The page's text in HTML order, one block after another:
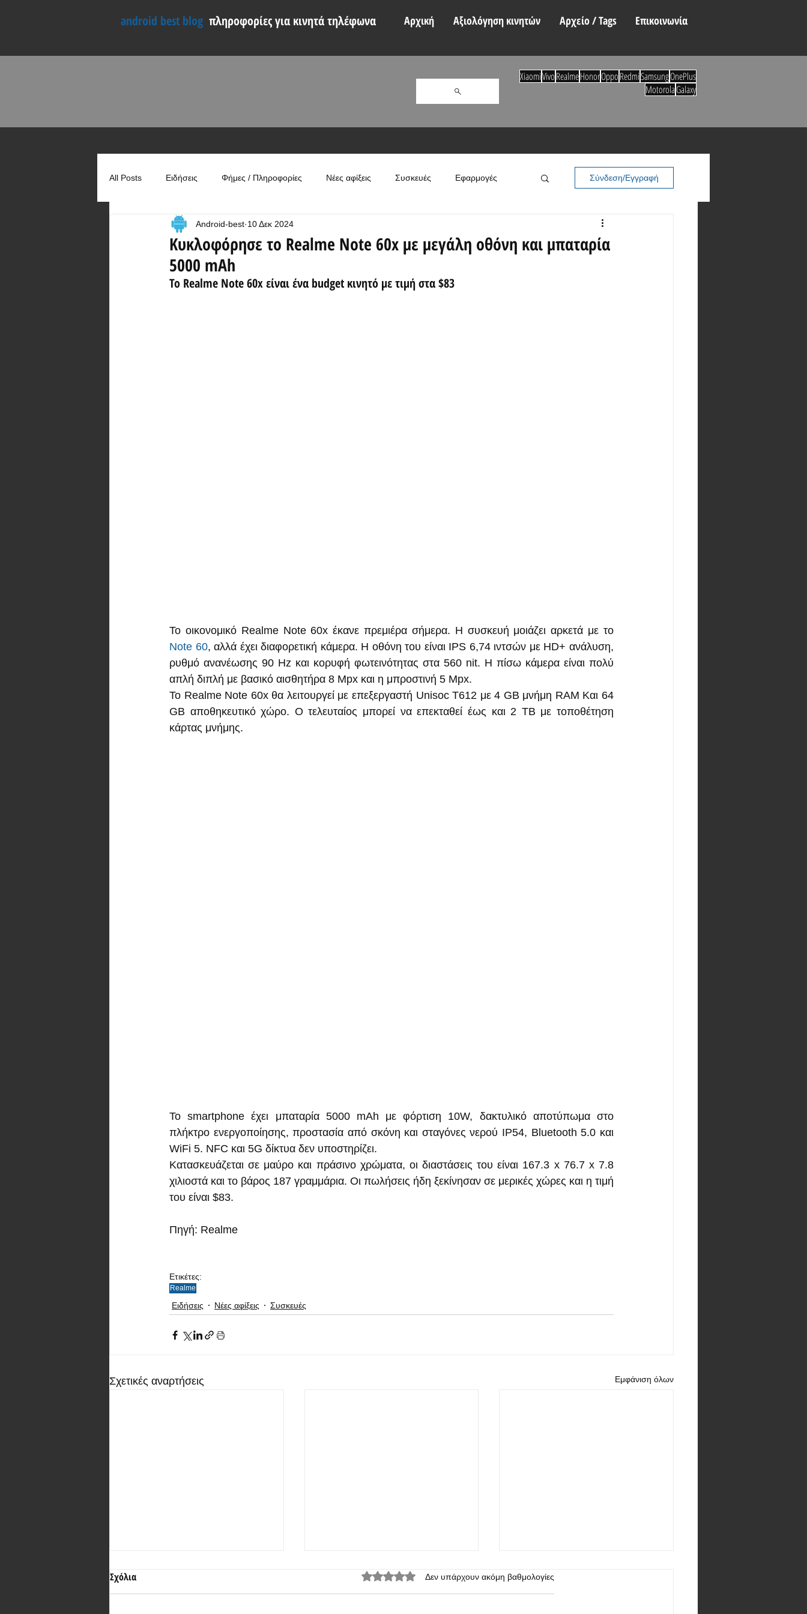
android best blog πληροφορίες για κινητά τηλέφωνα Αρχική Αξιολόγηση κινητών Αρχείο / Tags Επικοινωνία
All Posts Ειδήσεις Φήμες / Πληροφορίες Νέες αφίξεις Συσκευές Εφαρμογές
Συγκρίσεις Χρήσιμα
Σύνδεση/Εγγραφή
Κυκλοφόρησε το Realme Note 60x με μεγάλη οθόνη και μπαταρία
5000 mAh
Android-best 10 Δεκ 2024
Το Realme Note 60x είναι ένα budget κινητό με τιμή στα $83
Note 60, αλλά έχει διαφορετική κάμερα. Η οθόνη του είναι IPS 6,74 ιντσών με HD+ ανάλυση,
ρυθμό ανανέωσης 90 Hz και κορυφή φωτεινότητας στα 560 nit. Η πίσω κάμερα είναι πολύ
απλή διπλή με βασικό αισθητήρα 8 Mpx και η μπροστινή 5 Mpx.
Το Realme Note 60x θα λειτουργεί με επεξεργαστή Unisoc T612 με 4 GB μνήμη RAM Και 64
GB αποθηκευτικό χώρο. Ο τελευταίος μπορεί να επεκταθεί έως και 2 TB με τοποθέτηση
κάρτας μνήμης.
Το smartphone έχει μπαταρία 5000 mAh με φόρτιση 10W, δακτυλικό αποτύπωμα στο
πλήκτρο ενεργοποίησης, προστασία από σκόνη και σταγόνες νερού IP54, Bluetooth 5.0 και
WiFi 5. NFC και 5G δίκτυα δεν υποστηρίζει.
Κατασκευάζεται σε μαύρο και πράσινο χρώματα, οι διαστάσεις του είναι 167.3 x 76.7 x 7.8
χιλιοστά και το βάρος 187 γραμμάρια. Οι πωλήσεις ήδη ξεκίνησαν σε μερικές χώρες και η τιμή
του είναι $83.
Πηγή: Realme
Ετικέτες:
Realme
Ειδήσεις Νέες αφίξεις Συσκευές
Σχετικές αναρτήσεις Εμφάνιση όλων
Σχόλια Βαθμολογήθηκε με 0 από 5 αστέρια.
Δεν υπάρχουν ακόμη βαθμολογίες
XiaomiVivoRealmeHonorOppoRedmiSamsungOnePlus
MotorolaGalaxy